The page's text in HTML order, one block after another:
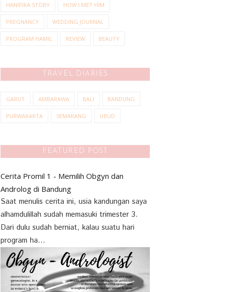
HANIFIKA STORY HOW I MET HIM
PREGNANCY WEDDING JOURNAL
PROGRAM HAMIL REVIEW BEAUTY
TRAVEL DIARIES
GARUT AMBARAWA BALI BANDUNG
PURWAKARTA SEMARANG UBUD
FEATURED POST
Cerita Promil 1 - Memilih Obgyn dan
Androlog di Bandung
Saat menulis cerita ini, usia kandungan saya
alhamdulillah sudah memasuki trimester 3.
Dari dulu sudah berniat, kalau suatu hari
program ha...